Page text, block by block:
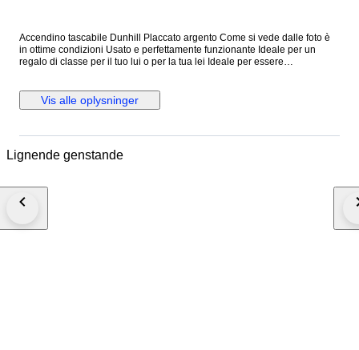
Accendino tascabile Dunhill Placcato argento Come si vede dalle foto è
in ottime condizioni Usato e perfettamente funzionante Ideale per un
regalo di classe per il tuo lui o per la tua lei Ideale per essere
Vis alle oplysninger
Lignende genstande